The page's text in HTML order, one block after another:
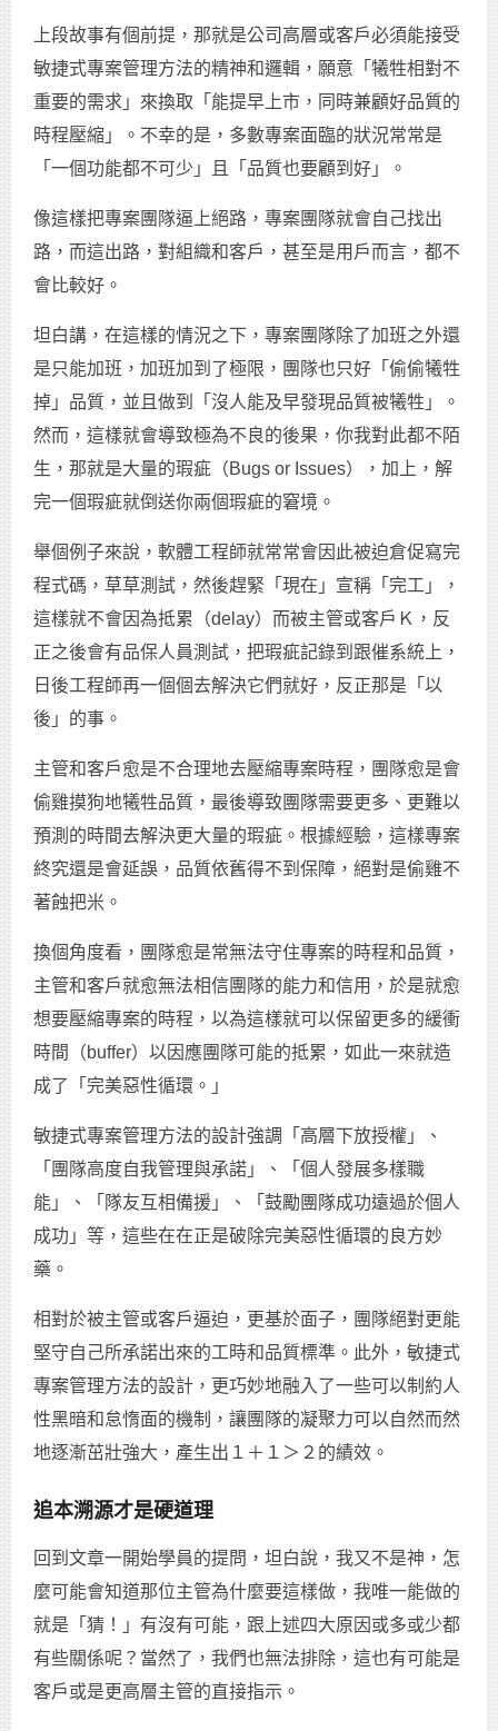
上段故事有個前提，那就是公司高層或客戶必須能接受
敏捷式專案管理方法的精神和邏輯，願意「犧牲相對不
重要的需求」來換取「能提早上市，同時兼顧好品質的
時程壓縮」。不幸的是，多數專案面臨的狀況常常是
「一個功能都不可少」且「品質也要顧到好」。
像這樣把專案團隊逼上絕路，專案團隊就會自己找出
路，而這出路，對組織和客戶，甚至是用戶而言，都不
會比較好。
坦白講，在這樣的情況之下，專案團隊除了加班之外還
是只能加班，加班加到了極限，團隊也只好「偷偷犧牲
掉」品質，並且做到「沒人能及早發現品質被犧牲」。
然而，這樣就會導致極為不良的後果，你我對此都不陌
生，那就是大量的瑕疵（Bugs or Issues），加上，解
完一個瑕疵就倒送你兩個瑕疵的窘境。
舉個例子來說，軟體工程師就常常會因此被迫倉促寫完
程式碼，草草測試，然後趕緊「現在」宣稱「完工」，
這樣就不會因為抵累（delay）而被主管或客戶Ｋ，反
正之後會有品保人員測試，把瑕疵記錄到跟催系統上，
日後工程師再一個個去解決它們就好，反正那是「以
後」的事。
主管和客戶愈是不合理地去壓縮專案時程，團隊愈是會
偷雞摸狗地犧牲品質，最後導致團隊需要更多、更難以
預測的時間去解決更大量的瑕疵。根據經驗，這樣專案
終究還是會延誤，品質依舊得不到保障，絕對是偷雞不
著蝕把米。
換個角度看，團隊愈是常無法守住專案的時程和品質，
主管和客戶就愈無法相信團隊的能力和信用，於是就愈
想要壓縮專案的時程，以為這樣就可以保留更多的緩衝
時間（buffer）以因應團隊可能的抵累，如此一來就造
成了「完美惡性循環。」
敏捷式專案管理方法的設計強調「高層下放授權」、
「團隊高度自我管理與承諾」、「個人發展多樣職
能」、「隊友互相備援」、「鼓勵團隊成功遠過於個人
成功」等，這些在在正是破除完美惡性循環的良方妙
藥。
相對於被主管或客戶逼迫，更基於面子，團隊絕對更能
堅守自己所承諾出來的工時和品質標準。此外，敏捷式
專案管理方法的設計，更巧妙地融入了一些可以制約人
性黑暗和怠惰面的機制，讓團隊的凝聚力可以自然而然
地逐漸茁壯強大，產生出１＋１＞２的績效。
追本溯源才是硬道理
回到文章一開始學員的提問，坦白說，我又不是神，怎
麼可能會知道那位主管為什麼要這樣做，我唯一能做的
就是「猜！」有沒有可能，跟上述四大原因或多或少都
有些關係呢？當然了，我們也無法排除，這也有可能是
客戶或是更高層主管的直接指示。